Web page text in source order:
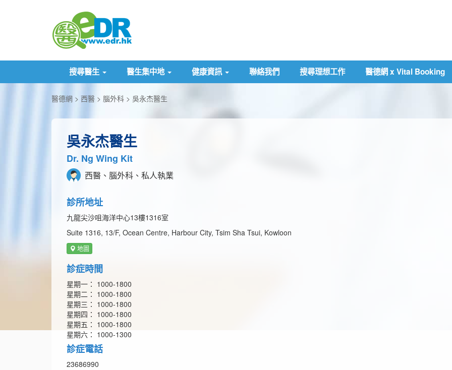
搜尋醫生 醫生集中地 健康資訊 聯絡我們 搜尋理想工作 醫德網 x Vital Booking
醫德網 西醫 腦外科 吳永杰醫生
吳永杰醫生
Dr. Ng Wing Kit
西醫、腦外科、私人執業
診所地址
九龍尖沙咀海洋中心13樓1316室
Suite 1316, 13/F, Ocean Centre, Harbour City, Tsim Sha Tsui, Kowloon
地圖
診症時間
星期一： 1000-1800
星期二： 1000-1800
星期三： 1000-1800
星期四： 1000-1800
星期五： 1000-1800
星期六： 1000-1300
診症電話
23686990